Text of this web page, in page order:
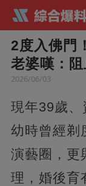
2度入佛門
老婆嘆：
2026/06/03
現年39歲、
幼時曾經剃
演藝圈，更
理，婚後育